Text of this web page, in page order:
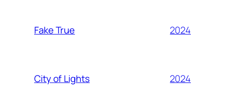
Fake True 2024
City of Lights 2024